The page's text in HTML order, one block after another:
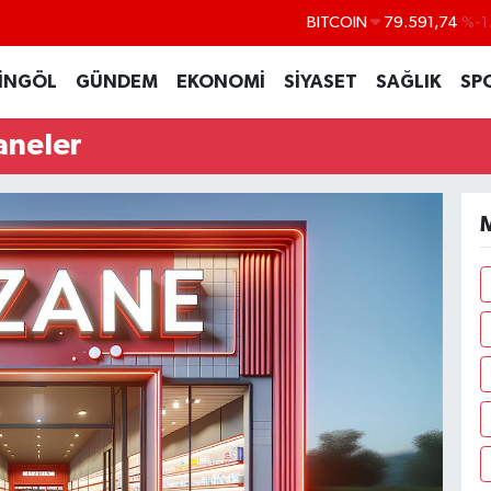
BITCOIN 79.591,74 %-
14.598,00
GÜNDEM EKONOMİ SİYASET SAĞLIK